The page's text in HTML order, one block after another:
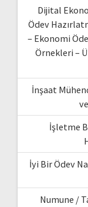
Dijital
Ödev
– Ekonomi
Örnekleri –
İnşaat
İşletme
İyi Bir Ödev
Numune /